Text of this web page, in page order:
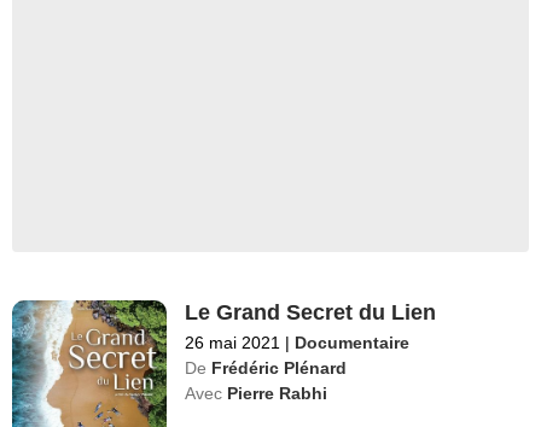
Le Grand Secret du Lien
26 mai 2021 | Documentaire
De Frédéric Plénard
Avec Pierre Rabhi